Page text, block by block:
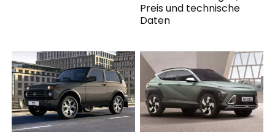
Preis und technische
Daten